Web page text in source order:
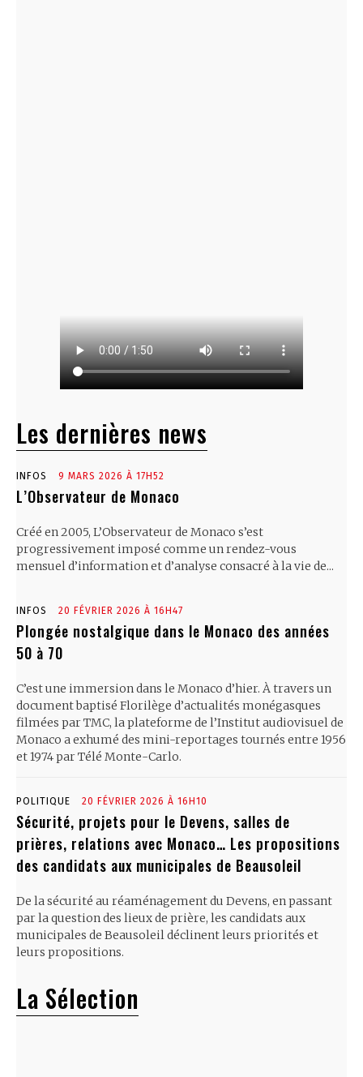
Les dernières news
INFOS 9 MARS 2026 À 17H52
L’Observateur de Monaco
Créé en 2005, L’Observateur de Monaco s’est
progressivement imposé comme un rendez-vous
mensuel d’information et d’analyse consacré à la vie de...
INFOS 20 FÉVRIER 2026 À 16H47
Plongée nostalgique dans le Monaco des années
50 à 70
C’est une immersion dans le Monaco d’hier. À travers un
document baptisé Florilège d’actualités monégasques
filmées par TMC, la plateforme de l’Institut audiovisuel de
Monaco a exhumé des mini-reportages tournés entre 1956
et 1974 par Télé Monte-Carlo.
POLITIQUE 20 FÉVRIER 2026 À 16H10
Sécurité, projets pour le Devens, salles de
prières, relations avec Monaco… Les propositions
des candidats aux municipales de Beausoleil
De la sécurité au réaménagement du Devens, en passant
par la question des lieux de prière, les candidats aux
municipales de Beausoleil déclinent leurs priorités et
leurs propositions.
La Sélection